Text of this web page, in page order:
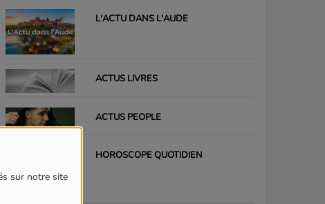
sur notre site
L'ACTU DANS L'AUDE
ACTUS LIVRES
ACTUS PEOPLE
HOROSCOPE QUOTIDIEN